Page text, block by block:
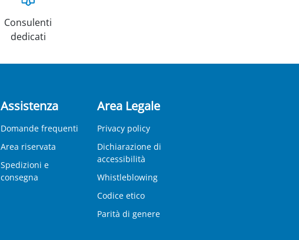
Consulenti
dedicati
Assistenza
Domande frequenti
Area riservata
Spedizioni e
consegna
Area Legale
Privacy policy
Dichiarazione di
accessibilità
Whistleblowing
Codice etico
Parità di genere